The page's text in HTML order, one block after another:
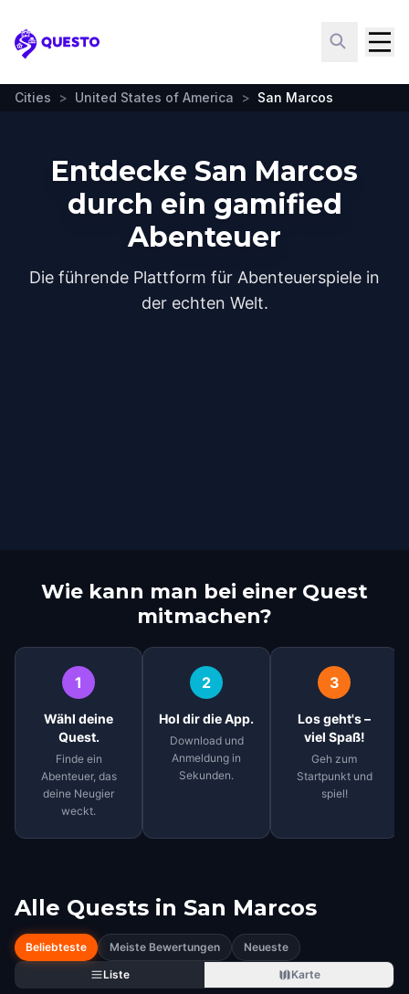
Questo
Cities > United States of America > San Marcos
Entdecke San Marcos
durch ein gamified
Abenteuer
Die führende Plattform für Abenteuerspiele in
der echten Welt.
Wie kann man bei einer Quest
mitmachen?
1
Wähl deine
Quest.
Finde ein
Abenteuer, das
deine Neugier
weckt.
2
Hol dir die App.
Download und
Anmeldung in
Sekunden.
3
Los geht's –
viel Spaß!
Geh zum
Startpunkt und
spiel!
Alle Quests in San Marcos
Beliebteste Meiste Bewertungen
Neueste
Liste
Karte